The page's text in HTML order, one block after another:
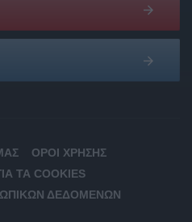
ΌΡΟΙ ΧΡΉΣΗΣ
ΤΑ COOKIES
ΔΕΔΟΜΈΝΩΝ